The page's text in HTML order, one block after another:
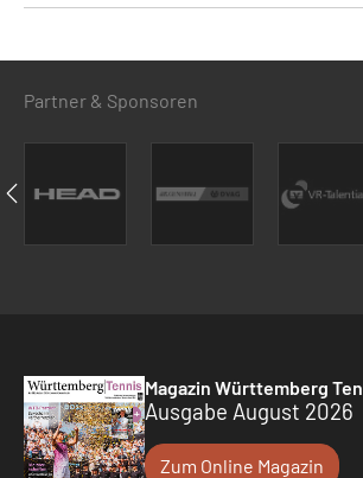
Partner & Sponsoren
Magazin Württemberg
Ausgabe August 2026
Zum Online Magazin